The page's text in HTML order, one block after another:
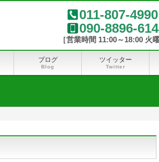
011-807-4990
090-8896-
ブログ
Blog
ツイッター
Twitter